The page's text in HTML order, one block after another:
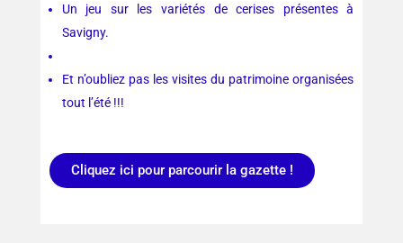
Un jeu sur les variétés de cerises présentes à
Savigny.
Et n’oubliez pas les visites du patrimoine organisées
tout l’été !!!
Cliquez ici pour parcourir la gazette !